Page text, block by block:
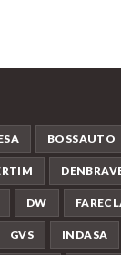
BOSSAUTO
DW
GVS INDASA